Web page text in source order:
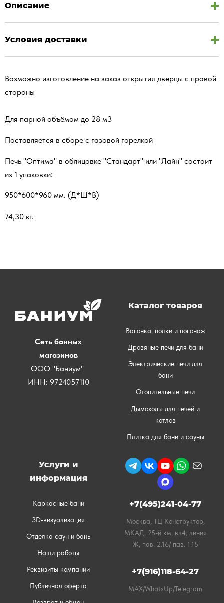
Описание
Условия доставки
Возможно изготовление на заказ открытия дверцы с правой
стороны
Для парной объёмом до 28 м3
Поставляется в сборе с газовой горелкой
Печь "Оптима" в облицовке "Стандарт" или "Лайн" состоит
из 1 упаковки:
950*600*960 мм. (Д*Ш*В)
74,30 кг.
Сеть банных
магазинов
ООО "Баниум"
ИНН: 9724057110
Каталог товаров
Вагонка, полки и погонаж
Дровяные печи для бани
Электрические печи для
бани
Отопительные печи
Дымоходы для печей и
котлов
Плитка для бани и сауны
Услуги и
информация
Каркасные бани
3D-визуализация
Отделка саун и бань
Наши работы
Реквизиты компании
Публичная оферта
+7(495)241-04-77
Москва, ТЦ Конструктор,
МКАД, 25-й км, вл4, линия
Ж, пав. 2.16/ пав. 1.15
+7(916)118-64-27
MAX/WhatsUp/Telegram